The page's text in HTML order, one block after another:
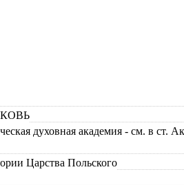
духовная академия - см. в ст.
Царства Польского